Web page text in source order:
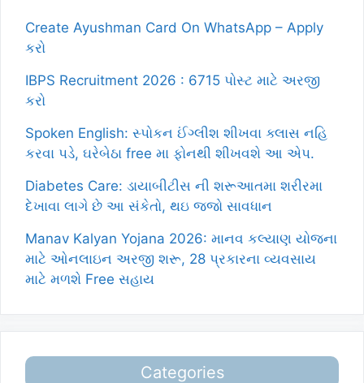
Create Ayushman Card On WhatsApp – Apply
કરો
IBPS Recruitment 2026 : 6715 પોસ્ટ માટે અરજી
કરો
Spoken English: સ્પોકન ઈંગ્લીશ શીખવા ક્લાસ નહિ
કરવા પડે, ઘરેબેઠા free મા ફોનથી શીખવશે આ એપ.
Diabetes Care: ડાયાબીટીસ ની શરૂઆતમા શરીરમા
દેખાવા લાગે છે આ સંકેતો, થઇ જજો સાવધાન
Manav Kalyan Yojana 2026: માનવ કલ્યાણ યોજના
માટે ઓનલાઇન અરજી શરૂ, 28 પ્રકારના વ્યવસાય
માટે મળશે Free સહાય
Categories